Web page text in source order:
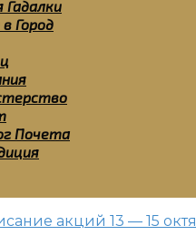
Гадалки
Город
Почета
акций 13 — 15